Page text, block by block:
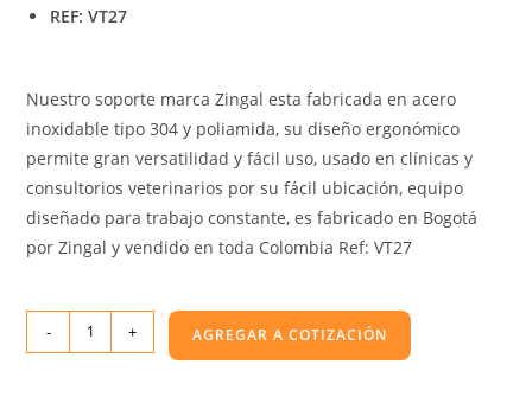
REF: VT27
Nuestro soporte marca Zingal esta fabricada en acero
inoxidable tipo 304 y poliamida, su diseño ergonómico
permite gran versatilidad y fácil uso, usado en clínicas y
consultorios veterinarios por su fácil ubicación, equipo
diseñado para trabajo constante, es fabricado en Bogotá
por Zingal y vendido en toda Colombia Ref: VT27
- + AGREGAR A COTIZACIÓN